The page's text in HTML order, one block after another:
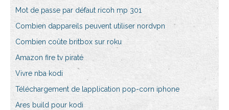
Mot de passe par défaut ricoh mp 301
Combien dappareils peuvent utiliser nordvpn
Combien coûte britbox sur roku
Amazon fire tv piraté
Vivre nba kodi
Téléchargement de lapplication pop-corn iphone
Ares build pour kodi